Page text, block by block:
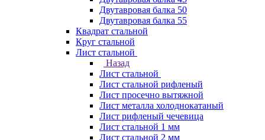
Двутавровая балка 50
Двутавровая балка 55
Квадрат стальной
Круг стальной
Лист стальной
Назад
Лист стальной
Лист стальной рифленый
Лист просечно вытяжной
Лист металла холоднокатаный
Лист рифленый чечевица
Лист стальной 1 мм
Лист стальной 2 мм